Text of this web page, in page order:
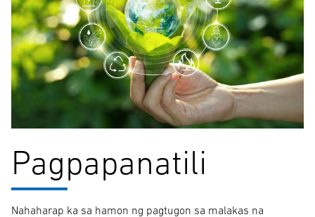
Pagpapanatili
Nahaharap ka sa hamon ng pagtugon sa malakas na